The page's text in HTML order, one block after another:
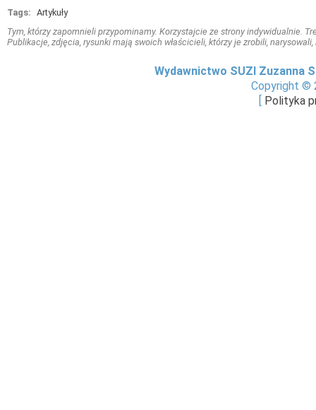
Tags: Artykuły
Tym, którzy zapomnieli przypominamy. Korzystajcie ze strony indywidualnie.
Publikacje, zdjęcia, rysunki mają swoich właścicieli, którzy je zrobili,
Wydawnictwo SUZI Zuzanna
Copyright ©
[ Polityka